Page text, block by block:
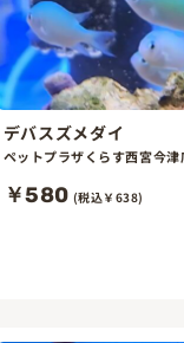
デバスズメダイ
ペットプラザくらす西宮今津
￥580 (税込￥638)